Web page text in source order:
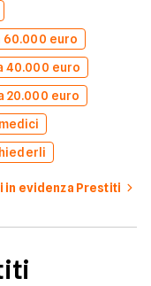
euro
40.000 euro
20.000 euro
in evidenza Prestiti